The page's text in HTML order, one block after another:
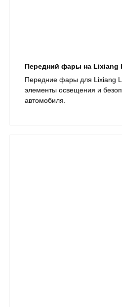
Передний фары на Lixiang
​Передние фары для Lixiang
элементы освещения и
автомобиля.